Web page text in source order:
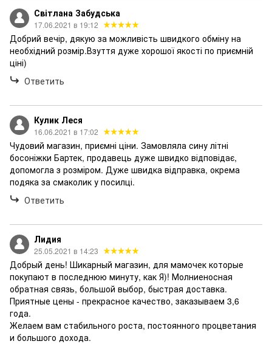
Світлана Забудська
17.06.2021 в 19:12
Добрий вечір, дякую за можливість швидкого обміну на
необхідний розмір.Взуття дуже хорошої якості по приємній
ціні)
Ответить
Кулик Леся
16.06.2021 в 17:02
Чудовий магазин, приємні ціни. Замовляла сину літні
босоніжки Бартек, продавець дуже швидко відповідає,
допомогла з розміром. Дуже швидка відправка, окрема
подяка за смаколик у посилці.
Ответить
Лидия
25.05.2021 в 14:23
Добрый день! Шикарный магазин, для мамочек которые
покупают в последнюю минуту, как Я)! Молниеносная
обратная связь, большой выбор, быстрая доставка.
Приятные цены - прекрасное качество, заказываем 3,6
года.
Желаем вам стабильного роста, постоянного процветания
и большого дохода.